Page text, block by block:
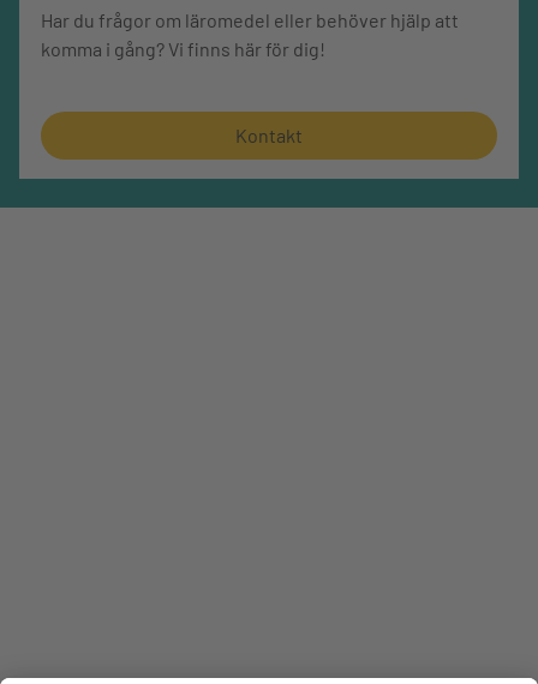
Har du frågor om läromedel eller behöver hjälp att
komma i gång? Vi finns här för dig!
Kontakt